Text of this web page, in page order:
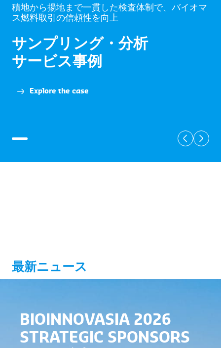
積地から揚地まで一貫した検査体制で、バイオマ
ス燃料取引の信頼性を向上
サンプリング・分析
サービス事例
Explore the case
最新ニュース
BIOINNOVASIA 2026
STRATEGIC SPONSORS